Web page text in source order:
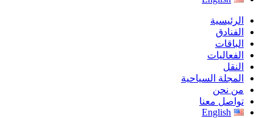
الرئيسية
الفنادق
الباقات
الفعاليات
النقل
المجلة السياحية
من نحن
تواصل معنا
English